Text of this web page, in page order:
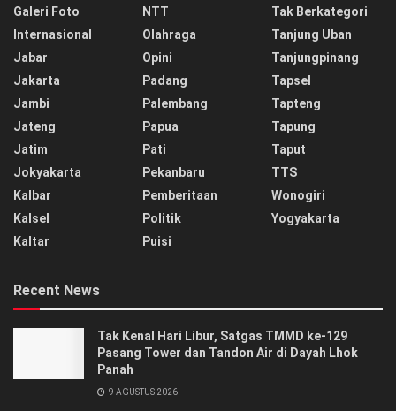
Galeri Foto
Internasional
Jabar
Jakarta
Jambi
Jateng
Jatim
Jokyakarta
Kalbar
Kalsel
Kaltar
NTT
Olahraga
Opini
Padang
Palembang
Papua
Pati
Pekanbaru
Pemberitaan
Politik
Puisi
Tak Berkategori
Tanjung Uban
Tanjungpinang
Tapsel
Tapteng
Tapung
Taput
TTS
Wonogiri
Yogyakarta
Recent News
Tak Kenal Hari Libur, Satgas TMMD ke-129
Pasang Tower dan Tandon Air di Dayah Lhok
Panah
9 AGUSTUS 2026